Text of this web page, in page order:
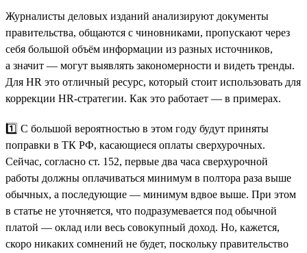
Журналисты деловых изданий анализируют документы
правительства, общаются с чиновниками, пропускают через
себя большой объём информации из разных источников,
а значит — могут выявлять закономерности и видеть тренды.
Для HR это отличный ресурс, который стоит использовать для
коррекции HR-стратегии. Как это работает — в примерах.
1️⃣ С большой вероятностью в этом году будут приняты
поправки в ТК РФ, касающиеся оплаты сверхурочных.
Сейчас, согласно ст. 152, первые два часа сверхурочной
работы должны оплачиваться минимум в полтора раза выше
обычных, а последующие — минимум вдвое выше. При этом
в статье не уточняется, что подразумевается под обычной
платой — оклад или весь совокупный доход. Но, кажется,
скоро никаких сомнений не будет, поскольку правительство